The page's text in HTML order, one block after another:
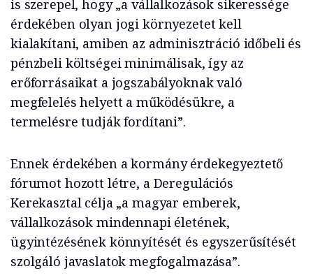
is szerepel, hogy „a vállalkozások sikeressége
érdekében olyan jogi környezetet kell
kialakítani, amiben az adminisztráció időbeli és
pénzbeli költségei minimálisak, így az
erőforrásaikat a jogszabályoknak való
megfelelés helyett a működésükre, a
termelésre tudják fordítani”.
Ennek érdekében a kormány érdekegyeztető
fórumot hozott létre, a Deregulációs
Kerekasztal célja „a magyar emberek,
vállalkozások mindennapi életének,
ügyintézésének könnyítését és egyszerűsítését
szolgáló javaslatok megfogalmazása”.